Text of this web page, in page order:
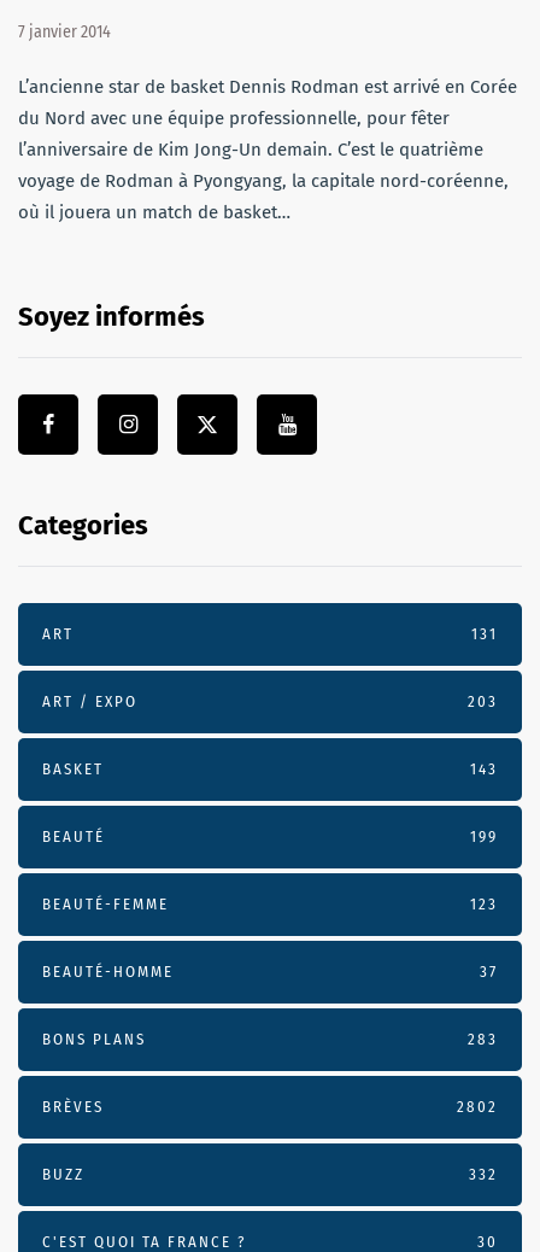
7 janvier 2014
L’ancienne star de basket Dennis Rodman est arrivé en Corée
du Nord avec une équipe professionnelle, pour fêter
l’anniversaire de Kim Jong-Un demain. C’est le quatrième
voyage de Rodman à Pyongyang, la capitale nord-coréenne,
où il jouera un match de basket…
Soyez informés
Categories
ART 131
ART / EXPO 203
BASKET 143
BEAUTÉ 199
BEAUTÉ-FEMME 123
BEAUTÉ-HOMME 37
BONS PLANS 283
BRÈVES 2802
BUZZ 332
C'EST QUOI TA FRANCE ? 30